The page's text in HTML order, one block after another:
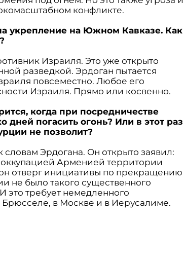
конфликте.
укрепление на Южном Кавказе. Как
Израиля. Это уже открыто
разведкой. Эрдоган пытается
повсеместно. Любое его
Израиля. Прямо или косвенно.
когда при посредничестве
дней погасить огонь? Или в этот раз
не позволит?
словам Эрдогана. Он открыто заявил:
Арменией территории
отверг инициативы по прекращению
не было такого существенного
это требует немедленного
в Москве и в Иерусалиме.